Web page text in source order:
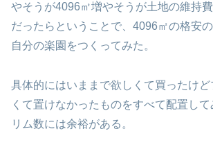
やそうが4096㎡増やそうが土地の維持費
だったらということで、4096㎡の格安
自分の楽園をつくってみた。
具体的にはいままで欲しくて買ったけ
くて置けなかったものをすべて配置し
リム数には余裕がある。